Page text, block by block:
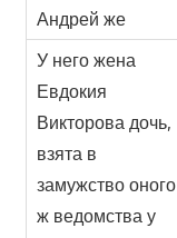
Андрей же
У него жена
Евдокия
Викторова дочь,
взята в
замужство оного
ж ведомства у